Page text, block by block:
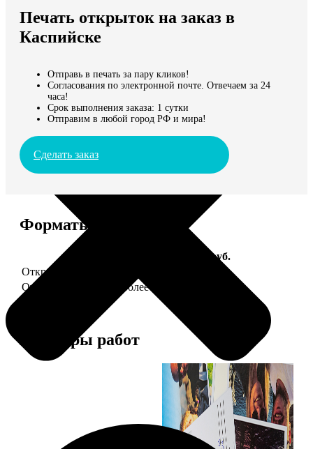
Мы доставляем по всему миру
Продолжить без города
Печать открыток на заказ в
Каспийске
Отправь в печать за пару кликов!
Согласования по электронной почте. Отвечаем за 24
часа!
Срок выполнения заказа: 1 сутки
Отправим в любой город РФ и мира!
Сделать заказ
Форматы и цены
Цена, руб.
Открытка А5 "отправим за Вас"
Открытка А5 6 шт и более
Примеры работ